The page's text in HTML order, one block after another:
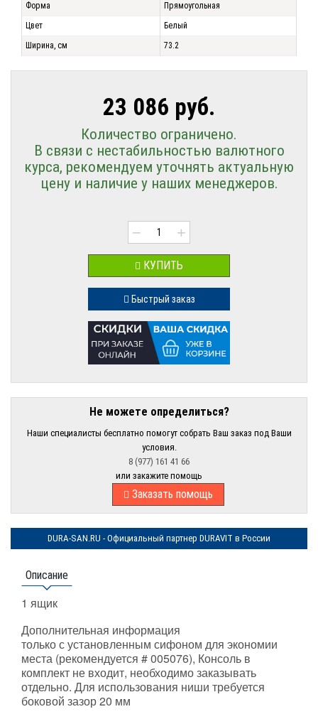
Форма
Прямоугольная
Цвет
Белый
Ширина, см
73.2
23 086 руб.
Количество ограничено.
В связи с нестабильностью валютного
курса, рекомендуем уточнять актуальную
цену и наличие у наших менеджеров.
− +
КУПИТЬ
Быстрый заказ
Не можете определиться?
Наши специалисты бесплатно помогут собрать Ваш заказ под Ваши
условия.
8 (977) 161 41 66
или закажите помощь
Заказать помощь
DURA-SAN.RU - Официальный партнер DURAVIT в России
Описание
1 ящик
Дополнительная информация
только с установленным сифоном для экономии
места (рекомендуется # 005076), Консоль в
комплект не входит, необходимо заказывать
отдельно. Для использования ниши требуется
боковой зазор 20 мм